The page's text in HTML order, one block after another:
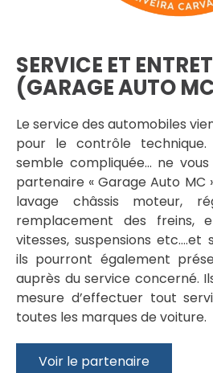
SERVICE ET
(GARAGE AUTO
Le service des automobiles
pour le contrôle
semble compliquée… ne
partenaire « Garage Auto MC
lavage châssis moteur,
remplacement des freins,
vitesses, suspensions etc….et
ils pourront également
auprès du service concerné.
mesure d’effectuer tout
toutes les marques de voiture.
Voir le partenaire